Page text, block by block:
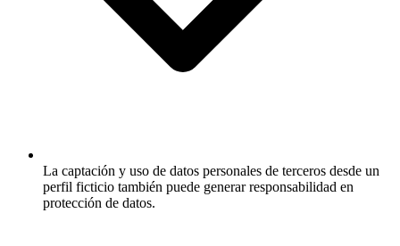
La captación y uso de datos personales de terceros desde un
perfil ficticio también puede generar responsabilidad en
protección de datos.